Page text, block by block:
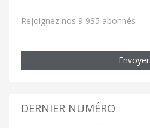
Rejoignez nos 9 935 abonnés
Envoyer
DERNIER NUMÉRO